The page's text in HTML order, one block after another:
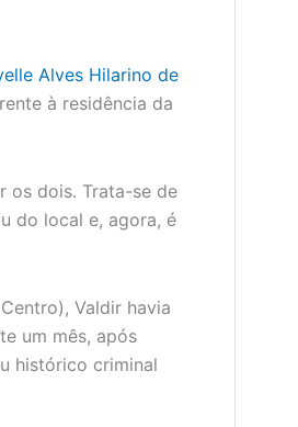
Alves Hilarino de
à residência da
os dois. Trata-se de
do local e, agora, é
Valdir havia
um mês, após
histórico criminal